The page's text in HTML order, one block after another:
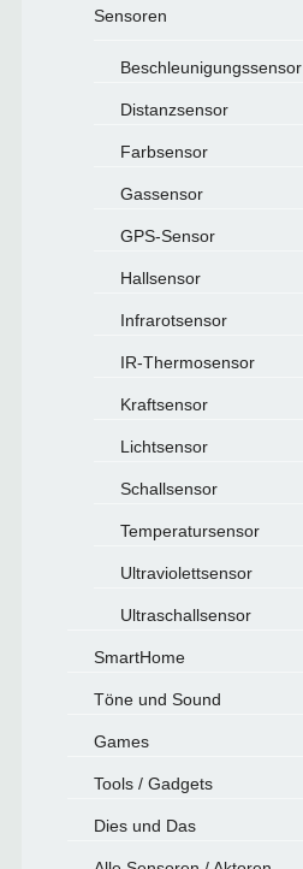
Sensoren
Beschleunigungssensor
Distanzsensor
Farbsensor
Gassensor
GPS-Sensor
Hallsensor
Infrarotsensor
IR-Thermosensor
Kraftsensor
Lichtsensor
Schallsensor
Temperatursensor
Ultraviolettsensor
Ultraschallsensor
SmartHome
Töne und Sound
Games
Tools / Gadgets
Dies und Das